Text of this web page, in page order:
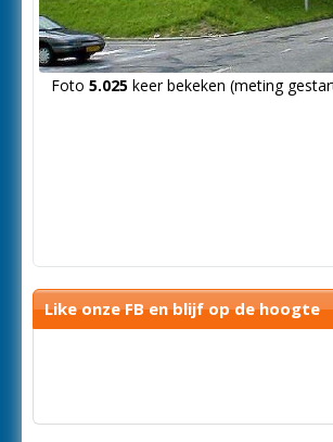
Foto 5.025keer bekeken (meting
Like onze FB en blijf op de hoogte